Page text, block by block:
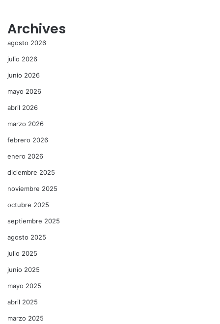
Archives
agosto 2026
julio 2026
junio 2026
mayo 2026
abril 2026
marzo 2026
febrero 2026
enero 2026
diciembre 2025
noviembre 2025
octubre 2025
septiembre 2025
agosto 2025
julio 2025
junio 2025
mayo 2025
abril 2025
marzo 2025